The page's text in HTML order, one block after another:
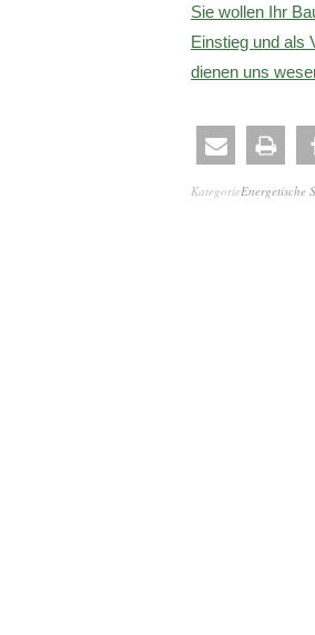
Sie wollen Ihr
Einstieg und als
dienen uns
KategorieEnergetische